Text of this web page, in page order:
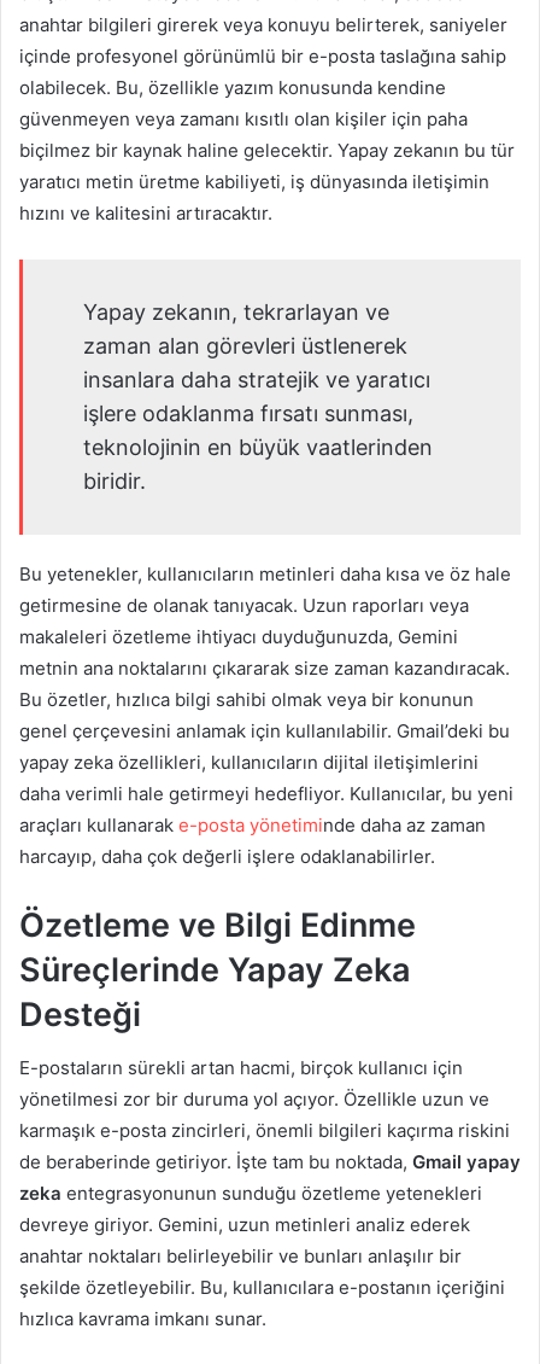
anahtar bilgileri girerek veya konuyu belirterek, saniyeler
içinde profesyonel görünümlü bir e-posta taslağına sahip
olabilecek. Bu, özellikle yazım konusunda kendine
güvenmeyen veya zamanı kısıtlı olan kişiler için paha
biçilmez bir kaynak haline gelecektir. Yapay zekanın bu tür
yaratıcı metin üretme kabiliyeti, iş dünyasında iletişimin
hızını ve kalitesini artıracaktır.
Yapay zekanın, tekrarlayan ve
zaman alan görevleri üstlenerek
insanlara daha stratejik ve yaratıcı
işlere odaklanma fırsatı sunması,
teknolojinin en büyük vaatlerinden
biridir.
Bu yetenekler, kullanıcıların metinleri daha kısa ve öz hale
getirmesine de olanak tanıyacak. Uzun raporları veya
makaleleri özetleme ihtiyacı duyduğunuzda, Gemini
metnin ana noktalarını çıkararak size zaman kazandıracak.
Bu özetler, hızlıca bilgi sahibi olmak veya bir konunun
genel çerçevesini anlamak için kullanılabilir. Gmail’deki bu
yapay zeka özellikleri, kullanıcıların dijital iletişimlerini
daha verimli hale getirmeyi hedefliyor. Kullanıcılar, bu yeni
araçları kullanarak e-posta yönetiminde daha az zaman
harcayıp, daha çok değerli işlere odaklanabilirler.
Özetleme ve Bilgi Edinme
Süreçlerinde Yapay Zeka
Desteği
E-postaların sürekli artan hacmi, birçok kullanıcı için
yönetilmesi zor bir duruma yol açıyor. Özellikle uzun ve
karmaşık e-posta zincirleri, önemli bilgileri kaçırma riskini
de beraberinde getiriyor. İşte tam bu noktada, Gmail yapay
zeka entegrasyonunun sunduğu özetleme yetenekleri
devreye giriyor. Gemini, uzun metinleri analiz ederek
anahtar noktaları belirleyebilir ve bunları anlaşılır bir
şekilde özetleyebilir. Bu, kullanıcılara e-postanın içeriğini
hızlıca kavrama imkanı sunar.